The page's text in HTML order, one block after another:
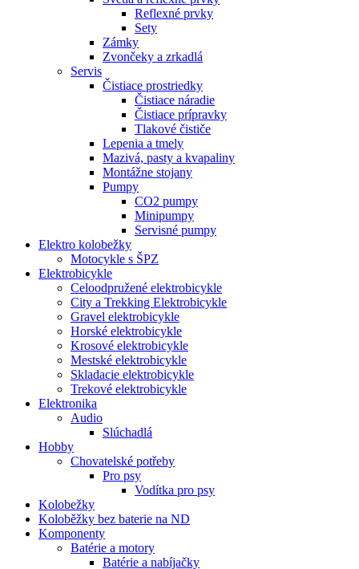
Reflexné prvky
Sety
Zámky
Zvončeky a zrkadlá
Servis
Čistiace prostriedky
Čistiace náradie
Čistiace prípravky
Tlakové čističe
Lepenia a tmely
Mazivá, pasty a kvapaliny
Montážne stojany
Pumpy
CO2 pumpy
Minipumpy
Servisné pumpy
Elektro kolobežky
Motocykle s ŠPZ
Elektrobicykle
Celoodpružené elektrobicykle
City a Trekking Elektrobicykle
Gravel elektrobicykle
Horské elektrobicykle
Krosové elektrobicykle
Mestské elektrobicykle
Skladacie elektrobicykle
Trekové elektrobicykle
Elektronika
Audio
Slúchadlá
Hobby
Chovatelské potřeby
Pro psy
Vodítka pro psy
Kolobežky
Koloběžky bez baterie na ND
Komponenty
Batérie a motory
Batérie a nabíjačky